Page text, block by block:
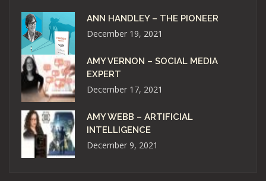
ANN HANDLEY – THE PIONEER
December 19, 2021
AMY VERNON – SOCIAL MEDIA
EXPERT
December 17, 2021
AMY WEBB – ARTIFICIAL
INTELLIGENCE
December 9, 2021